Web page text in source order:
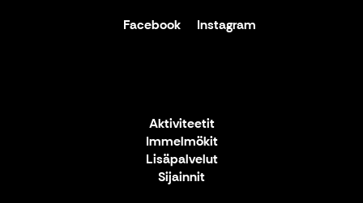
Facebook
Instagram
Aktiviteetit
Immelmökit
Lisäpalvelut
Sijainnit